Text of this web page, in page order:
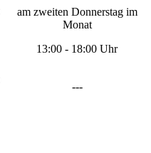
am zweiten Donnerstag im
Monat
13:00 - 18:00 Uhr
---